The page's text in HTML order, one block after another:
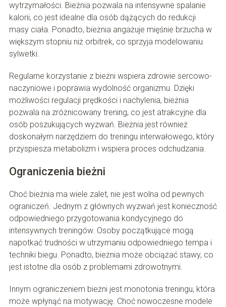
wytrzymałości. Bieżnia pozwala na intensywne spalanie
kalorii, co jest idealne dla osób dążących do redukcji
masy ciała. Ponadto, bieżnia angażuje mięśnie brzucha w
większym stopniu niż orbitrek, co sprzyja modelowaniu
sylwetki.
Regularne korzystanie z bieżni wspiera zdrowie sercowo-
naczyniowe i poprawia wydolność organizmu. Dzięki
możliwości regulacji prędkości i nachylenia, bieżnia
pozwala na zróżnicowany trening, co jest atrakcyjne dla
osób poszukujących wyzwań. Bieżnia jest również
doskonałym narzędziem do treningu interwałowego, który
przyspiesza metabolizm i wspiera proces odchudzania.
Ograniczenia bieżni
Choć bieżnia ma wiele zalet, nie jest wolna od pewnych
ograniczeń. Jednym z głównych wyzwań jest konieczność
odpowiedniego przygotowania kondycyjnego do
intensywnych treningów. Osoby początkujące mogą
napotkać trudności w utrzymaniu odpowiedniego tempa i
techniki biegu. Ponadto, bieżnia może obciążać stawy, co
jest istotne dla osób z problemami zdrowotnymi.
Innym ograniczeniem bieżni jest monotonia treningu, która
może wpłynąć na motywację. Choć nowoczesne modele